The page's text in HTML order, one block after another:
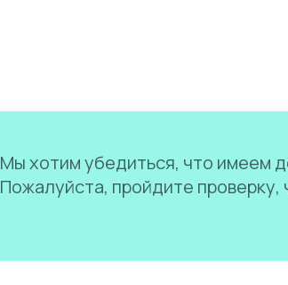
Мы хотим убедиться, что имеем
Пожалуйста, пройдите проверку,